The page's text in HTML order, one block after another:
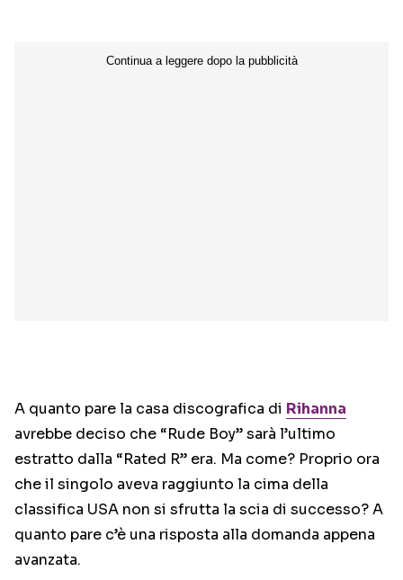
A quanto pare la casa discografica di Rihanna
avrebbe deciso che “Rude Boy” sarà l’ultimo
estratto dalla “Rated R” era. Ma come? Proprio ora
che il singolo aveva raggiunto la cima della
classifica USA non si sfrutta la scia di successo? A
quanto pare c’è una risposta alla domanda appena
avanzata.